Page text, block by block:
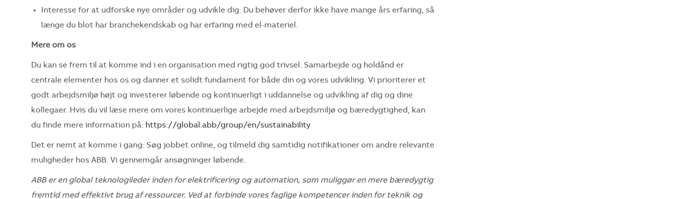
Interesse for at udforske nye områder og udvikle dig. Du behøver derfor ikke have mange års erfaring, så
længe du blot har branchekendskab og har erfaring med el-materiel.
Mere om os
Du kan se frem til at komme ind i en organisation med rigtig god trivsel. Samarbejde og holdånd er
centrale elementer hos os og danner et solidt fundament for både din og vores udvikling. Vi prioriterer et
godt arbejdsmiljø højt og investerer løbende og kontinuerligt i uddannelse og udvikling af dig og dine
kollegaer. Hvis du vil læse mere om vores kontinuerlige arbejde med arbejdsmiljø og bæredygtighed, kan
du finde mere information på: https://global.abb/group/en/sustainability
Det er nemt at komme i gang: Søg jobbet online, og tilmeld dig samtidig notifikationer om andre relevante
muligheder hos ABB. Vi gennemgår ansøgninger løbende.
ABB er en global teknologileder inden for elektrificering og automation, som muliggør en mere bæredygtig
fremtid med effektivt brug af ressourcer. Ved at forbinde vores faglige kompetencer inden for teknik og